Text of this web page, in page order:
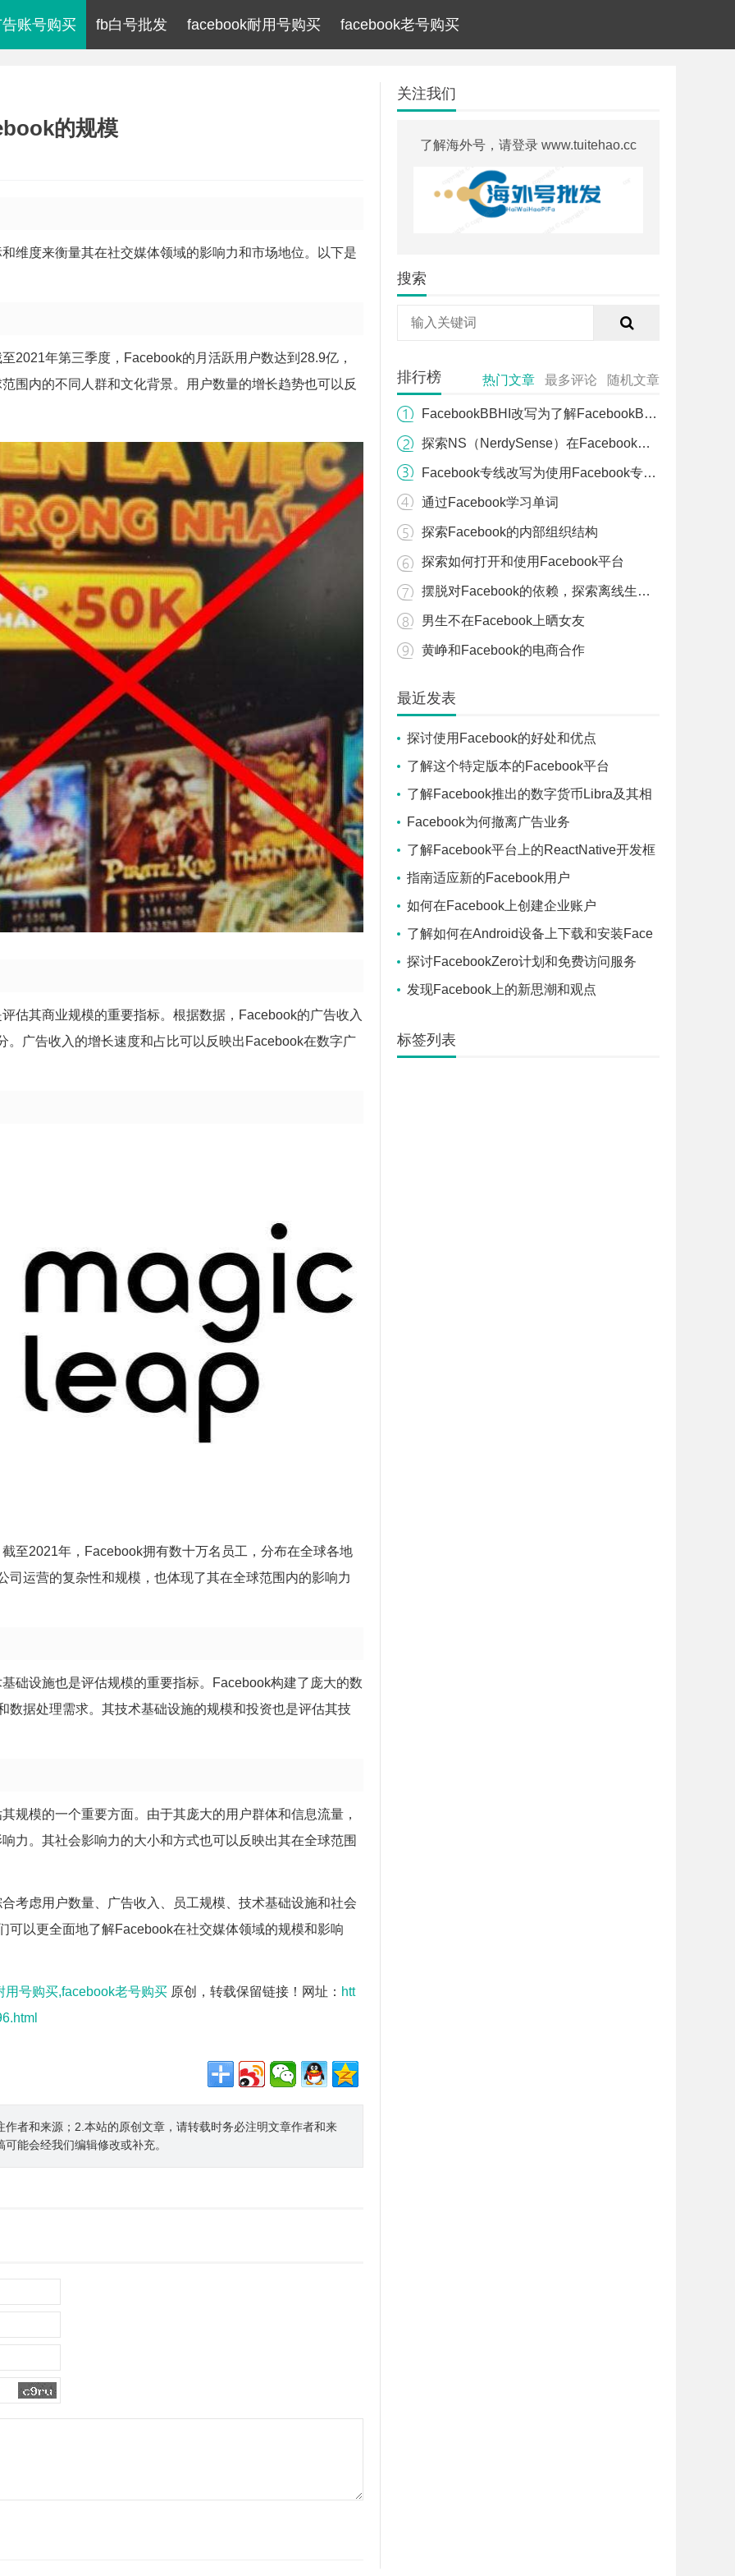
账号购买 fb白号批发 facebook耐用号购买 facebook老号购买
的规模
维度来衡量其在社交媒体领域的影响力和市场地位。以下是
2021年第三季度，Facebook的月活跃用户数达到28.9亿，
围内的不同人群和文化背景。用户数量的增长趋势也可以反
估其商业规模的重要指标。根据数据，Facebook的广告收入
广告收入的增长速度和占比可以反映出Facebook在数字广
至2021年，Facebook拥有数十万名员工，分布在全球各地
运营的复杂性和规模，也体现了其在全球范围内的影响力
础设施也是评估规模的重要指标。Facebook构建了庞大的数
数据处理需求。其技术基础设施的规模和投资也是评估其技
规模的一个重要方面。由于其庞大的用户群体和信息流量，
力。其社会影响力的大小和方式也可以反映出其在全球范围
考虑用户数量、广告收入、员工规模、技术基础设施和社会
可以更全面地了解Facebook在社交媒体领域的规模和影响
号购买,facebook老号购买 原创，转载保留链接！网址： htt
者和来源；2.本站的原创文章，请转载时务必注明文章作者和来
能会经我们编辑修改或补充。
关注我们
了解海外号，请登录 www.tuitehao.cc
搜索
排行榜 热门文章 最多评论 随机文章
FacebookBBHI改写为了解FacebookBBHI
探索NS（NerdySense）在Facebook上的应用
Facebook专线改写为使用Facebook专线服务
通过Facebook学习单词
探索Facebook的内部组织结构
探索如何打开和使用Facebook平台
摆脱对Facebook的依赖，探索离线生活的新方式
男生不在Facebook上晒女友
黄峥和Facebook的电商合作
最近发表
探讨使用Facebook的好处和优点
了解这个特定版本的Facebook平台
了解Facebook推出的数字货币Libra及其相
关信息
Facebook为何撤离广告业务
了解Facebook平台上的ReactNative开发框
架和技术
指南适应新的Facebook用户
如何在Facebook上创建企业账户
了解如何在Android设备上下载和安装Face
book应用程序
探讨FacebookZero计划和免费访问服务
发现Facebook上的新思潮和观点
标签列表